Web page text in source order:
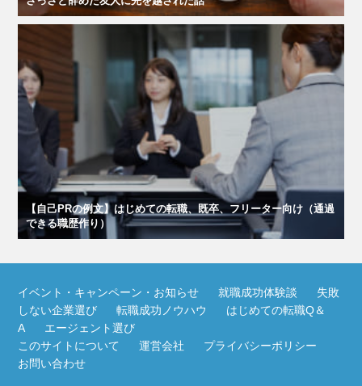
【自己PRの例文】はじめての転職、既卒、フリーター向け（通過
できる職歴作り）
イベント・キャンペーン・お知らせ 就職成功体験談
失敗
しない企業選び
転職成功ノウハウ
はじめての転職Q＆
A
エージェント選び
このサイトについて
運営会社
プライバシーポリシー
お問い合わせ